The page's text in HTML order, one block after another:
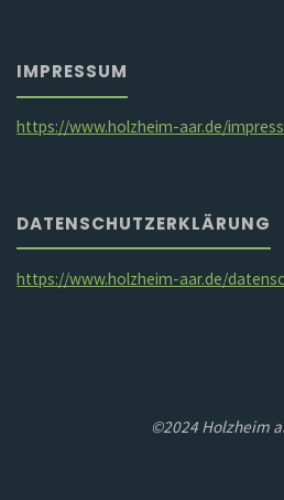
IMPRESSUM
https://www.holzheim-aar.de/
DATENSCHUTZERKLÄRUNG
https://www.holzheim-aar.de/
©2024 Holzheim